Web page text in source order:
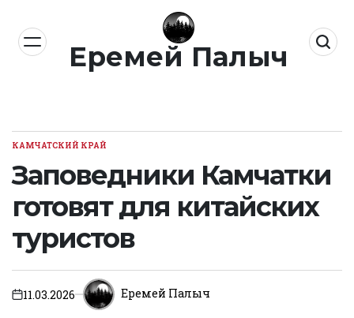
содержимомуЕремей Палыч
ОПУБЛИКОВАНО
КАМЧАТСКИЙ КРАЙ
Заповедники Камчатки
готовят для китайских
туристов
on11.03.2026 Еремей Палыч